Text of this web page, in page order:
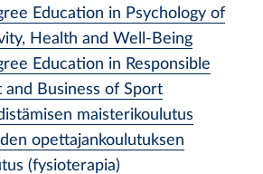
Education in Psychology of
Health and Well-Being
Education in Responsible
and Business of Sport
maisterikoulutus
opettajankoulutuksen
(fysioterapia)